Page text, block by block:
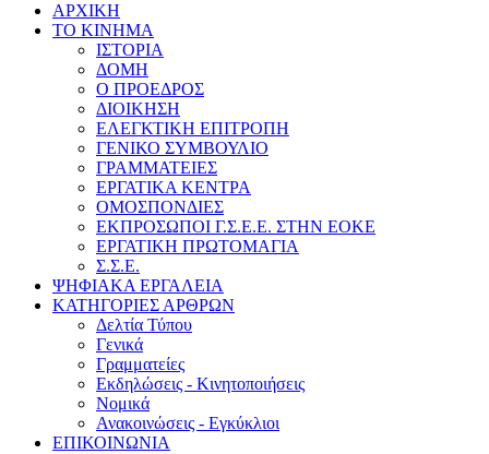
ΑΡΧΙΚΗ
ΤΟ ΚΙΝΗΜΑ
ΙΣΤΟΡΙΑ
ΔΟΜΗ
Ο ΠΡΟΕΔΡΟΣ
ΔΙΟΙΚΗΣΗ
ΕΛΕΓΚΤΙΚΗ ΕΠΙΤΡΟΠΗ
ΓΕΝΙΚΟ ΣΥΜΒΟΥΛΙΟ
ΓΡΑΜΜΑΤΕΙΕΣ
ΕΡΓΑΤΙΚΑ ΚΕΝΤΡΑ
ΟΜΟΣΠΟΝΔΙΕΣ
ΕΚΠΡΟΣΩΠΟΙ Γ.Σ.Ε.Ε. ΣΤΗΝ ΕΟΚΕ
ΕΡΓΑΤΙΚΗ ΠΡΩΤΟΜΑΓΙΑ
Σ.Σ.Ε.
ΨΗΦΙΑΚΑ ΕΡΓΑΛΕΙΑ
ΚΑΤΗΓΟΡΙΕΣ ΑΡΘΡΩΝ
Δελτία Τύπου
Γενικά
Γραμματείες
Εκδηλώσεις - Κινητοποιήσεις
Νομικά
Ανακοινώσεις - Εγκύκλιοι
ΕΠΙΚΟΙΝΩΝΙΑ